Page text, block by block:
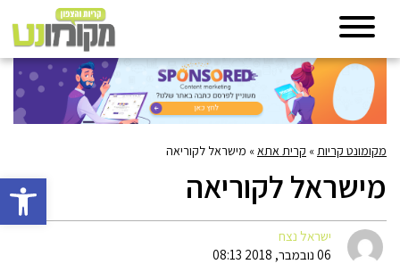
פתח
מקומונט קריות » קרית אתא » מישראל לקוריאה
מישראל לקוריאה
ישראל נצח
06 נובמבר, 2018 08:13